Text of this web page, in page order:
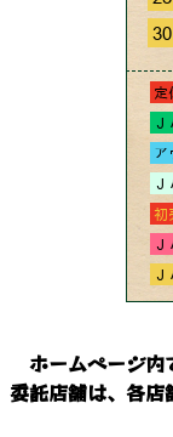
ホームページ内
委託店舗は、各店